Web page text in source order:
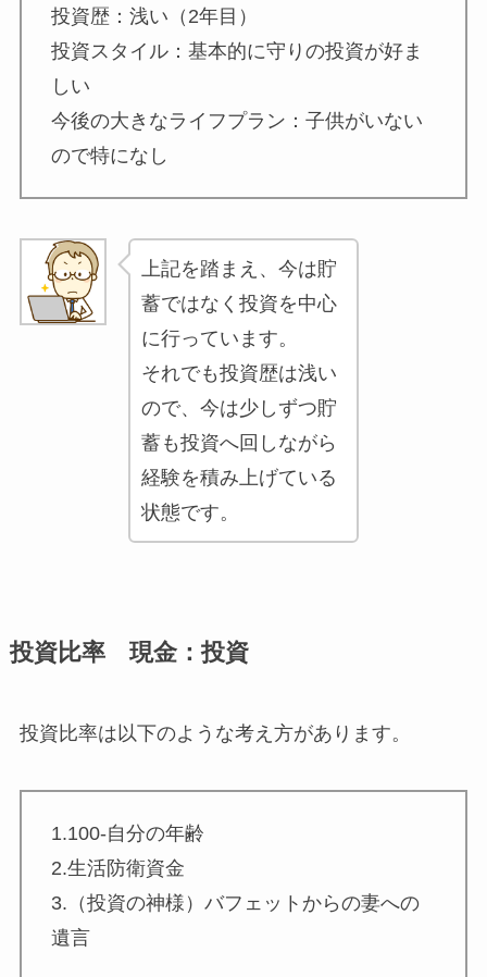
投資歴：浅い（2年目）
投資スタイル：基本的に守りの投資が好ま
しい
今後の大きなライフプラン：子供がいない
ので特になし
上記を踏まえ、今は貯
蓄ではなく投資を中心
に行っています。
それでも投資歴は浅い
ので、今は少しずつ貯
蓄も投資へ回しながら
経験を積み上げている
状態です。
投資比率 現金：投資
投資比率は以下のような考え方があります。
1.100-自分の年齢
2.生活防衛資金
3.（投資の神様）バフェットからの妻への
遺言